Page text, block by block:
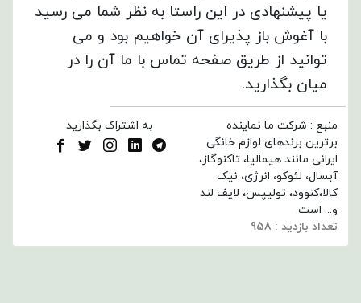
یا پیشنهادی در این راستا به نظر شما می رسید
با آغوش باز پذیرای آن خواهیم بود و می
توانید از طریق صفحه تماس با ما آن را در
میان بگذارید.
منبع : شرکت ما نماینده
برترین برندهای لوازم خانگی
ایرانی مانند هیمالیا، تاکنوگاز،
آبسال، لئوکو، انرژی، نیک
کالا،کنوود، تولیپس، لایف لند
و... است.
تعداد بازدید : 958
به اشتراک بگذارید